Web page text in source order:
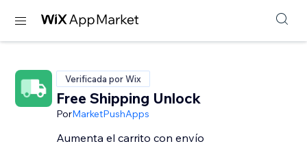
Verificada por Wix
Free Shipping Unlock
PorMarketPushApps
Aumenta el carrito con envío